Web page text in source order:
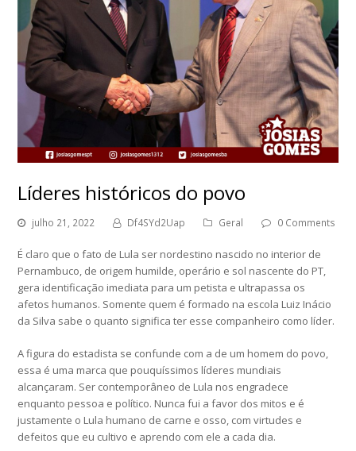
Líderes históricos do povo
julho 21, 2022 Df4SYd2Uap Geral 0 Comments
É claro que o fato de Lula ser nordestino nascido no interior de
Pernambuco, de origem humilde, operário e sol nascente do PT,
gera identificação imediata para um petista e ultrapassa os
afetos humanos. Somente quem é formado na escola Luiz Inácio
da Silva sabe o quanto significa ter esse companheiro como líder.
A figura do estadista se confunde com a de um homem do povo,
essa é uma marca que pouquíssimos líderes mundiais
alcançaram. Ser contemporâneo de Lula nos engradece
enquanto pessoa e político. Nunca fui a favor dos mitos e é
justamente o Lula humano de carne e osso, com virtudes e
defeitos que eu cultivo e aprendo com ele a cada dia.